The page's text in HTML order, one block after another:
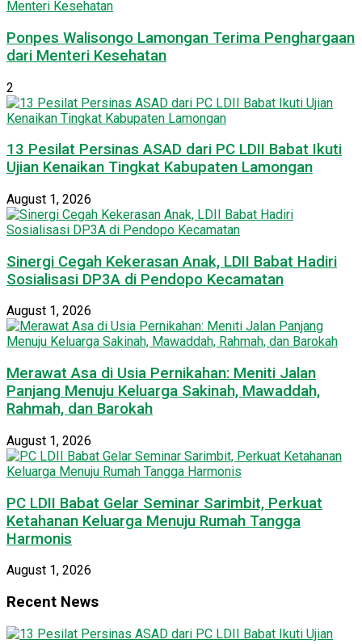
Ponpes Walisongo Lamongan Terima Penghargaan
dari Menteri Kesehatan
2
13 Pesilat Persinas ASAD dari PC LDII Babat Ikuti
Ujian Kenaikan Tingkat Kabupaten Lamongan
August 1, 2026
Sinergi Cegah Kekerasan Anak, LDII Babat Hadiri
Sosialisasi DP3A di Pendopo Kecamatan
August 1, 2026
Merawat Asa di Usia Pernikahan: Meniti Jalan
Panjang Menuju Keluarga Sakinah, Mawaddah,
Rahmah, dan Barokah
August 1, 2026
PC LDII Babat Gelar Seminar Sarimbit, Perkuat
Ketahanan Keluarga Menuju Rumah Tangga
Harmonis
August 1, 2026
Recent News